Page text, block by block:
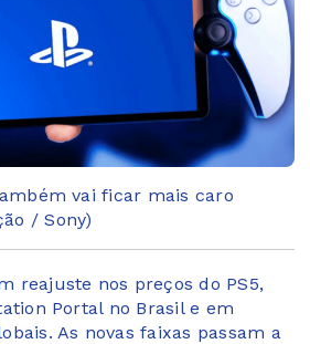
vai ficar mais caro
/ Sony)
reajuste nos preços do PS5,
Portal no Brasil e em
As novas faixas passam a